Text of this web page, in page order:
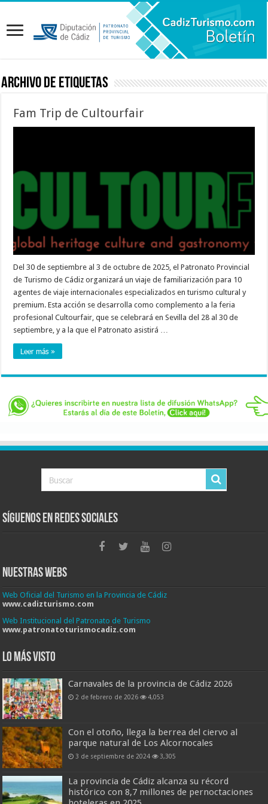
Archivo de etiquetas
Fam Trip de Cultourfair
Del 30 de septiembre al 3 de octubre de 2025, el Patronato Provincial
de Turismo de Cádiz organizará un viaje de familiarización para 10
agentes de viaje internacionales especializados en turismo cultural y
premium. Esta acción se desarrolla como complemento a la feria
profesional Cultourfair, que se celebrará en Sevilla del 28 al 30 de
septiembre, y a la que el Patronato asistirá …
Leer más »
Síguenos en Redes Sociales
Nuestras Webs
Web Oficial del Turismo en la Provincia de Cádiz
www.cadizturismo.com
Web Institucional del Patronato de Turismo
www.patronatoturismocadiz.com
Lo más visto
Carnavales de la provincia de Cádiz 2026
2 de febrero de 2026 4,053
Con el otoño, llega la berrea del ciervo al
parque natural de Los Alcornocales
3 de septiembre de 2024 3,305
La provincia de Cádiz alcanza su récord
histórico con 8,7 millones de pernoctaciones